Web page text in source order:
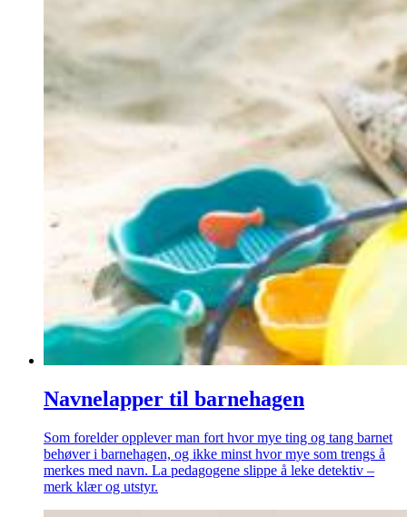
Navnelapper til barnehagen
Som forelder opplever man fort hvor mye ting og tang barnet
behøver i barnehagen, og ikke minst hvor mye som trengs å
merkes med navn. La pedagogene slippe å leke detektiv –
merk klær og utstyr.